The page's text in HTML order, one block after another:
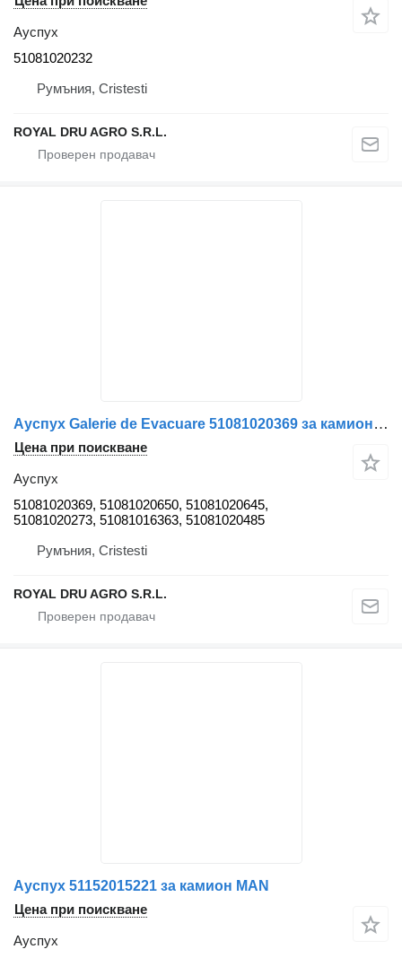
Ауспух
51081020232
Румъния, Cristesti
ROYAL DRU AGRO S.R.L.
Ауспух Galerie de Evacuare 51081020369 за камион MAN
Цена при поискване
Ауспух
51081020369, 51081020650, 51081020645,
51081020273, 51081016363, 51081020485
Румъния, Cristesti
ROYAL DRU AGRO S.R.L.
Ауспух 51152015221 за камион MAN
Цена при поискване
Ауспух